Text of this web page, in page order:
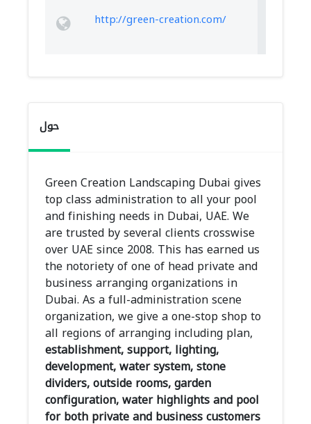
http://green-creation.com/
حول
Green Creation Landscaping Dubai gives
top class administration to all your pool
and finishing needs in Dubai, UAE. We
are trusted by several clients crosswise
over UAE since 2008. This has earned us
the notoriety of one of head private and
business arranging organizations in
Dubai. As a full-administration scene
organization, we give a one-stop shop to
all regions of arranging including plan,
establishment, support, lighting,
development, water system, stone
dividers, outside rooms, garden
configuration, water highlights and pool
for both private and business customers